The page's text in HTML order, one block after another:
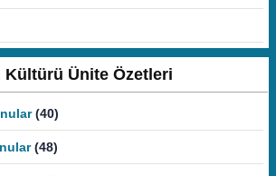
Kültürü Ünite Özetleri
(40)
(48)